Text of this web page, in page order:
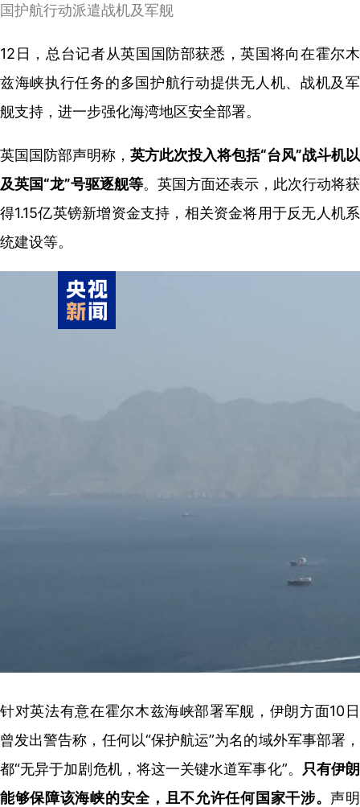
国护航行动派遣战机及军舰
12日，总台记者从英国国防部获悉，英国将向在霍尔木
兹海峡执行任务的多国护航行动提供无人机、战机及军
舰支持，进一步强化海湾地区安全部署。
英国国防部声明称， 英方此次投入将包括“台风”战斗机以
及英国“龙”号驱逐舰等。英国方面还表示，此次行动将获
得1.15亿英镑新增资金支持，相关资金将用于反无人机系
统建设等。
针对英法有意在霍尔木兹海峡部署军舰，伊朗方面10日
曾发出警告称，任何以“保护航运”为名的域外军事部署，
都“无异于加剧危机，将这一关键水道军事化”。
只有伊朗
能够保障该海峡的安全，且不允许任何国家干涉。 声明